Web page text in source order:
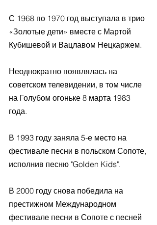
С 1968 по 1970 год выступала в трио
«Золотые дети» вместе с Мартой
Кубишевой и Вацлавом Нецкаржем.
Неоднократно появлялась на
советском телевидении, в том числе
на Голубом огоньке 8 марта 1983
года.
В 1993 году заняла 5-е место на
фестивале песни в польском Сопоте,
исполнив песню "Golden Kids".
В 2000 году снова победила на
престижном Международном
фестивале песни в Сопоте с песней